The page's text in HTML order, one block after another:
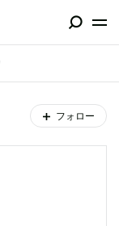
フォロー